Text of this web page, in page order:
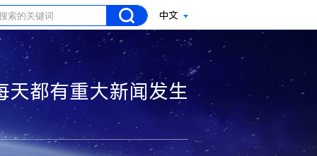
中文
天都有重大新闻发生